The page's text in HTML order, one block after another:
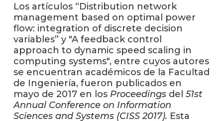
los
Los artículos “Distribution network
management based on optimal power
flow: integration of discrete decision
variables” y "A feedback control
approach to dynamic speed scaling in
computing systems", entre cuyos autores
se encuentran académicos de la Facultad
de Ingeniería, fueron publicados en
mayo de 2017 en los Proceedings del 51st
Annual Conference on Information
Sciences and Systems (CISS 2017). Esta